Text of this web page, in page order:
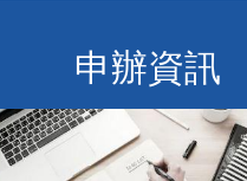
申辦資訊